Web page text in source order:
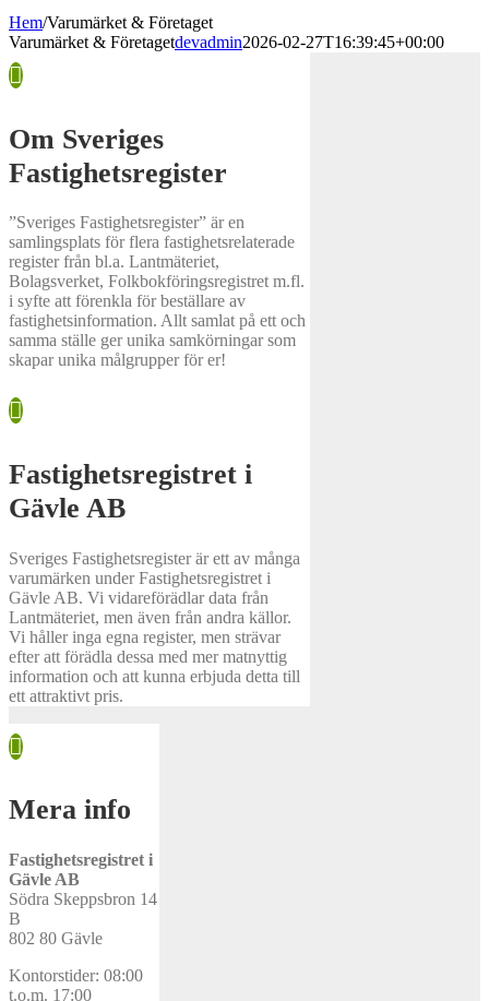
Hem/Varumärket & Företaget
Varumärket & Företagetdevadmin2026-02-27T16:39:45+00:00
Om Sveriges
Fastighetsregister
”Sveriges Fastighetsregister” är en
samlingsplats för flera fastighetsrelaterade
register från bl.a. Lantmäteriet,
Bolagsverket, Folkbokföringsregistret m.fl.
i syfte att förenkla för beställare av
fastighetsinformation. Allt samlat på ett och
samma ställe ger unika samkörningar som
skapar unika målgrupper för er!
Fastighetsregistret i
Gävle AB
Sveriges Fastighetsregister är ett av många
varumärken under Fastighetsregistret i
Gävle AB. Vi vidareförädlar data från
Lantmäteriet, men även från andra källor.
Vi håller inga egna register, men strävar
efter att förädla dessa med mer matnyttig
information och att kunna erbjuda detta till
ett attraktivt pris.
Mera info
Fastighetsregistret i
Gävle AB
Södra Skeppsbron 14
B
802 80 Gävle
Kontorstider: 08:00
t.o.m. 17:00